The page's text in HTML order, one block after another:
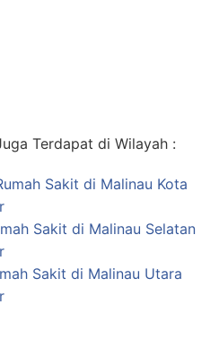
Terdapat di Wilayah :
Sakit di Malinau Kota
Sakit di Malinau Selatan
Sakit di Malinau Utara